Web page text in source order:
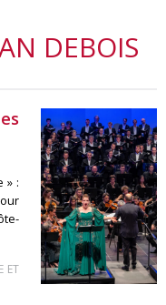
DEBOIS
» :
ET